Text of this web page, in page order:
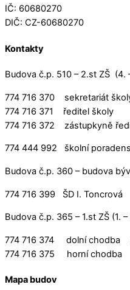
IČ: 60680270
DIČ: CZ-60680270
Kontakty
Budova č.p. 510 – 2.st ZŠ (4.
774 716 370 sekretariát
774 716 371 ředitel školy
774 716 372 zástupkyně
774 444 992 školní
Budova č.p. 360 – budova
774 716 399 ŠD I. Toncrová
Budova č.p. 365 – 1.st ZŠ (1.
774 716 374 dolní chodba
774 716 375 horní chodba
Mapa budov